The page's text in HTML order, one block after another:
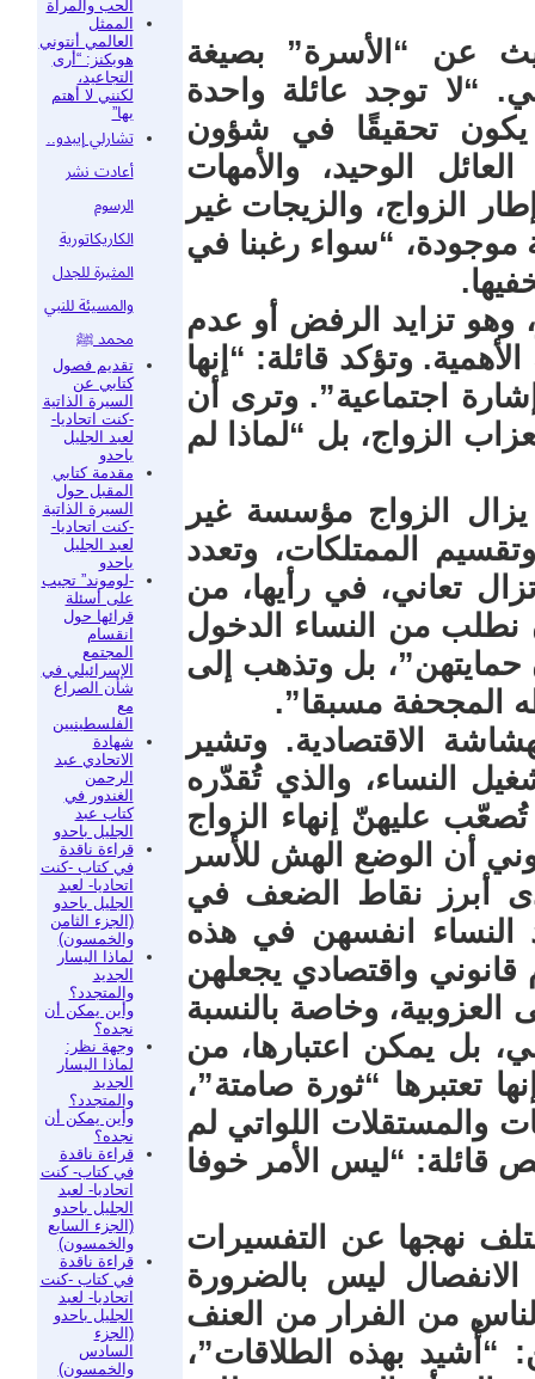
الحب والمرأة
الممثل
العالمي أنتوني
هوبكنز: “أرى
التجاعيد،
لكنني لا أهتم
بها”
تشارلي إيبدو..
أعادت نشر
الرسوم
الكاريكاتورية
المثيرة للجدل
والمسيئة للنبي
محمد ﷺ
تقديم فصول
كتابي عن
السيرة الذاتية
-كنت اتحاديا-
لعبد الجليل
باحدو
مقدمة كتابي
المقبل حول
السيرة الذاتية
-كنت اتحاديا-
لعبد الجليل
باحدو
-لوموند” تجيب
على أسئلة
قرائها حول
انقسام
المجتمع
الإسرائيلي في
شأن الصراع
مع
الفلسطينيين
شهادة
الاتحادي عبد
الرحمن
الغندور في
كتاب عبد
الجليل باحدو
قراءة ناقدة
في كتاب -كنت
اتحاديا- لعبد
الجليل باحدو
(الجزء الثامن
والخمسون)
لماذا اليسار
الجديد
والمتجدد؟
وأين يمكن أن
نجده؟
وجهة نظر:
لماذا اليسار
الجديد
والمتجدد؟
وأين يمكن أن
نجده؟
قراءة ناقدة
في كتاب- كنت
اتحاديا- لعبد
الجليل باحدو
(الجزء السابع
والخمسون)
قراءة ناقدة
في كتاب -كنت
اتحاديا- لعبد
الجليل باحدو
(الجزء
السادس
والخمسون)
عن “الأسرة” بصيغة
“لا توجد عائلة واحدة
يكون تحقيقًا في شؤون
الوحيد، والأمهات
الزواج، والزيجات غير
موجودة، “سواء رغبنا في
وهو تزايد الرفض أو عدم
وتؤكد قائلة: “إنها
اجتماعية”. وترى أن
الزواج، بل “لماذا لم
الزواج مؤسسة غير
وتقسيم الممتلكات، وتعدد
تعاني، في رأيها، من
نطلب من النساء الدخول
بل وتذهب إلى
المجحفة مسبقا”.
الاقتصادية. وتشير
النساء، والذي تُقدّره
تُصعّب عليهنّ إنهاء الزواج
أن الوضع الهش للأسر
أبرز نقاط الضعف في
النساء انفسهن في هذه
قانوني واقتصادي يجعلهن
وخاصة بالنسبة
بل يمكن اعتبارها، من
تعتبرها “ثورة صامتة”،
والمستقلات اللواتي لم
قائلة: “ليس الأمر خوفا
نهجها عن التفسيرات
ليس بالضرورة
من الفرار من العنف
“أُشيد بهذه الطلاقات”،